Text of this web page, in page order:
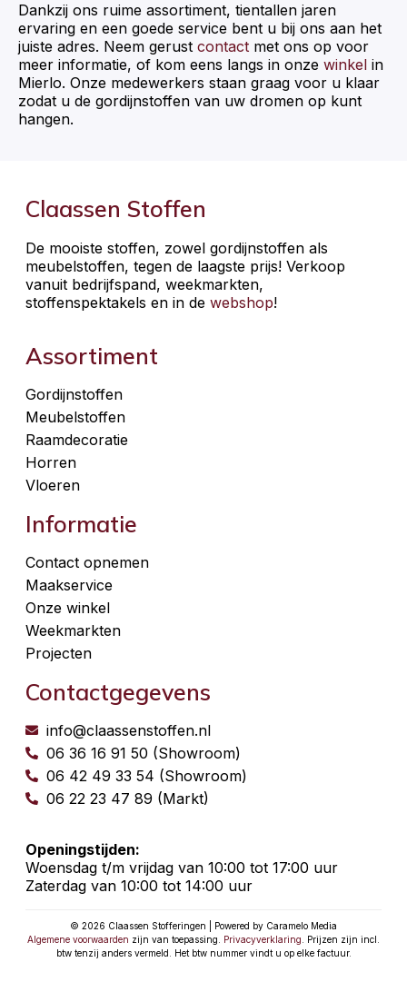
Dankzij ons ruime assortiment, tientallen jaren
ervaring en een goede service bent u bij ons aan het
juiste adres. Neem gerust contact met ons op voor
meer informatie, of kom eens langs in onze winkel in
Mierlo. Onze medewerkers staan graag voor u klaar
zodat u de gordijnstoffen van uw dromen op kunt
hangen.
Claassen Stoffen
De mooiste stoffen, zowel gordijnstoffen als
meubelstoffen, tegen de laagste prijs! Verkoop
vanuit bedrijfspand, weekmarkten,
stoffenspektakels en in de webshop!
Assortiment
Gordijnstoffen
Meubelstoffen
Raamdecoratie
Horren
Vloeren
Informatie
Contact opnemen
Maakservice
Onze winkel
Weekmarkten
Projecten
Contactgegevens
info@claassenstoffen.nl
06 36 16 91 50 (Showroom)
06 42 49 33 54 (Showroom)
06 22 23 47 89 (Markt)
Openingstijden:
Woensdag t/m vrijdag van 10:00 tot 17:00 uur
Zaterdag van 10:00 tot 14:00 uur
© 2026 Claassen Stofferingen | Powered by Caramelo Media
Algemene voorwaarden zijn van toepassing. Privacyverklaring . Prijzen zijn incl.
btw tenzij anders vermeld. Het btw nummer vindt u op elke factuur.